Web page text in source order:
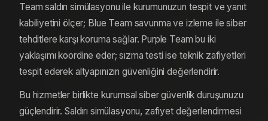
Team saldırı simülasyonu ile kurumunuzun tespit ve yanıt
kabiliyetini ölçer; Blue Team savunma ve izleme ile siber
tehditlere karşı koruma sağlar. Purple Team bu iki
yaklaşımı koordine eder; sızma testi ise teknik zafiyetleri
tespit ederek altyapınızın güvenliğini değerlendirir.
Bu hizmetler birlikte kurumsal siber güvenlik duruşunuzu
güçlendirir. Saldırı simülasyonu, zafiyet değerlendirmesi